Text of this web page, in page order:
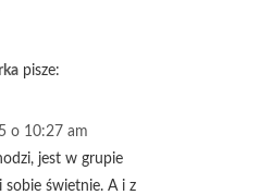
pisze:
o 10:27 am
jest w grupie
świetnie. A i z